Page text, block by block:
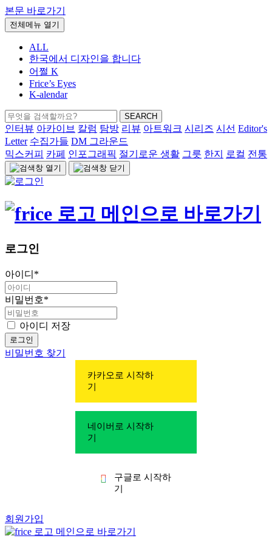
본문 바로가기
전체메뉴 열기
ALL
한국에서 디자인을 합니다
어쩔 K
Frice’s Eyes
K-alendar
검
색:
SEARCH
인터뷰 아카이브 칼럼 탐방 리뷰 아트워크 시리즈 시선 Editor's
Letter 수집가들 DM 그라운드
믹스커피 카페 인포그래픽 절기로운 생활 그릇 한지 로컬 전통
로그인
아이디 *
비밀번호*
아이디 저장
비밀번호 찾기
카카오로 시작하
기
네이버로 시작하
기
구글로 시작하
기
회원가입